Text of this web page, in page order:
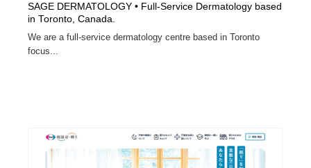
SAGE DERMATOLOGY • Full-Service Dermatology based
in Toronto, Canada.
We are a full-service dermatology centre based in Toronto
focus...